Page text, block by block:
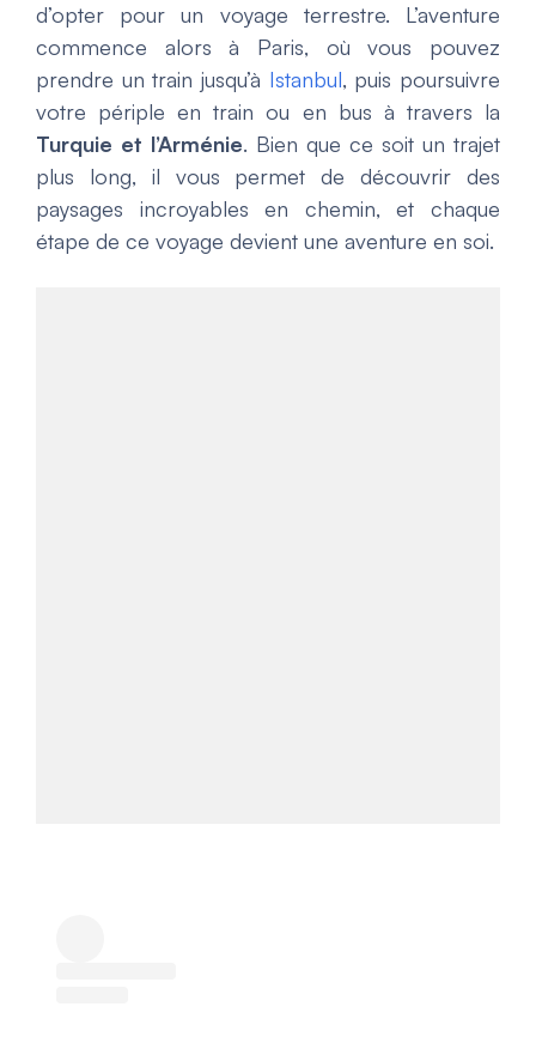
d’opter pour un voyage terrestre. L’aventure
commence alors à Paris, où vous pouvez
prendre un train jusqu’à Istanbul, puis poursuivre
votre périple en train ou en bus à travers la
Turquie et l’Arménie. Bien que ce soit un trajet
plus long, il vous permet de découvrir des
paysages incroyables en chemin, et chaque
étape de ce voyage devient une aventure en soi.